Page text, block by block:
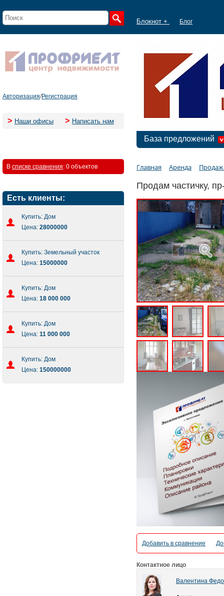
Блокнот + Блог
Авторизация/Регистрация
> Наши офисы > Написать нам
База предложений
В списке сравнения: 0 объектов
Есть клиенты:
Купить: Дом
Цена: 28000000
Купить: Земельный участок
Цена: 15000000
Купить: Дом
Цена: 18 000 000
Купить: Дом
Цена: 11 000 000
Купить: Дом
Цена: 150000000
Главная Аренда
Продам частичку,
Добавить в сравнение
Контактное лицо
Валентина